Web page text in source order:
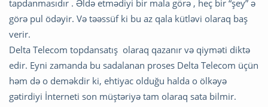
tapdanmasıdır . Əldə etmədiyi bir mala görə , heç bir “şey” ə
görə pul ödəyir. Və təəssüf ki bu az qala kütləvi olaraq baş
verir.
Delta Telecom topdansatış olaraq qazanır və qiyməti diktə
edir. Eyni zamanda bu sadalanan proses Delta Telecom üçün
həm də o deməkdir ki, ehtiyac olduğu halda o ölkəyə
gətirdiyi İnterneti son müştəriyə tam olaraq sata bilmir.